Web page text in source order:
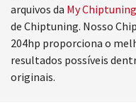
arquivos da My
de Chiptuning. Nosso
204hp proporciona o
resultados possíveis
originais.